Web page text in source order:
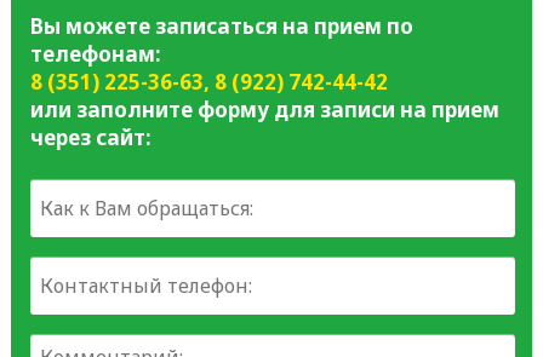
Вы можете записаться на прием по
телефонам:
8 (351) 225-36-63, 8 (922) 742-44-42
или заполните форму для записи на прием
через сайт: